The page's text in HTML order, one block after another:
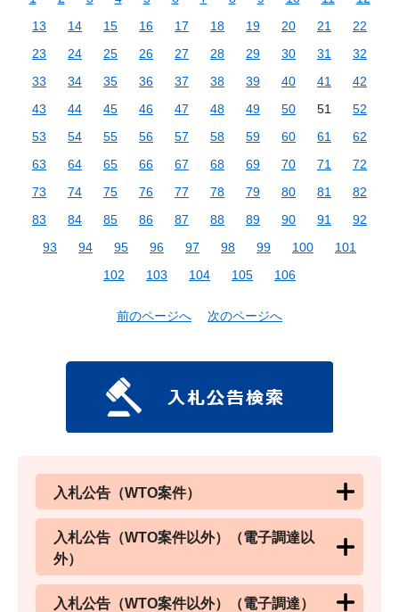
13
14 15 16 17 18 19 20 21
22
23
24 25 26 27 28 29 30 31
32
33
34 35 36 37 38 39 40 41
42
43
44 45 46 47 48 49 50 51
52
53
54 55 56 57 58 59 60 61
62
63
64 65 66 67 68 69 70 71
72
73
74 75 76 77 78 79 80 81
82
83
84 85 86 87 88 89 90 91
92
93
94 95 96 97 98 99 100
101
102
103 104 105 106
前のページへ 次のページへ
入札公告（WTO案件）
入札公告（WTO案件以外）（電子調達以
外）
入札公告（WTO案件以外）（電子調達）